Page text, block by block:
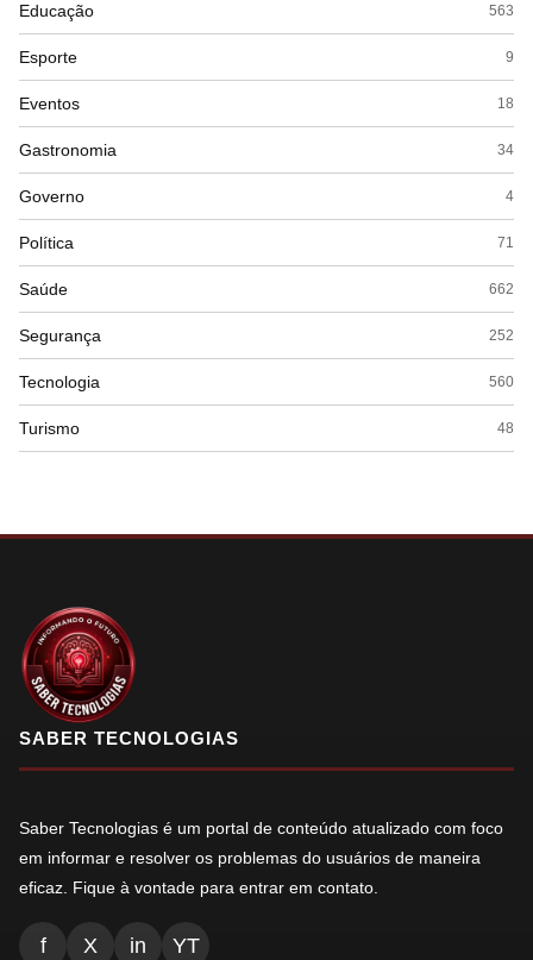
Educação 563
Esporte 9
Eventos 18
Gastronomia 34
Governo 4
Política 71
Saúde 662
Segurança 252
Tecnologia 560
Turismo 48
SABER TECNOLOGIAS
Saber Tecnologias é um portal de conteúdo atualizado com foco
em informar e resolver os problemas do usuários de maneira
eficaz. Fique à vontade para entrar em contato.
f X in YT